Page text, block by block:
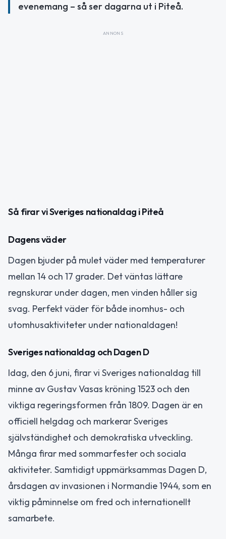
evenemang – så ser dagarna ut i Piteå.
ANNONS
Så firar vi Sveriges nationaldag i Piteå
Dagens väder
Dagen bjuder på mulet väder med temperaturer
mellan 14 och 17 grader. Det väntas lättare
regnskurar under dagen, men vinden håller sig
svag. Perfekt väder för både inomhus- och
utomhusaktiviteter under nationaldagen!
Sveriges nationaldag och Dagen D
Idag, den 6 juni, firar vi Sveriges nationaldag till
minne av Gustav Vasas kröning 1523 och den
viktiga regeringsformen från 1809. Dagen är en
officiell helgdag och markerar Sveriges
självständighet och demokratiska utveckling.
Många firar med sommarfester och sociala
aktiviteter. Samtidigt uppmärksammas Dagen D,
årsdagen av invasionen i Normandie 1944, som en
viktig påminnelse om fred och internationellt
samarbete.